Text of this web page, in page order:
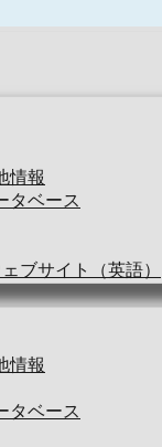
情報
タベース
ブサイト（英語）
情報
タベース